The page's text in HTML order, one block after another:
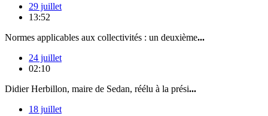
29 juillet
13:52
Normes applicables aux collectivités : un deuxième...
24 juillet
02:10
Didier Herbillon, maire de Sedan, réélu à la prési...
18 juillet